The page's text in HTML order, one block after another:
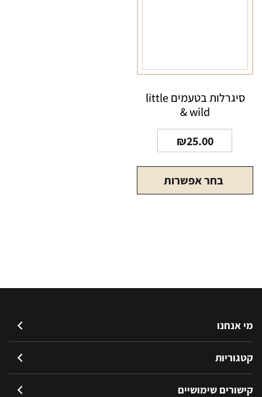
סיגרלות בטעמים little
& wild
₪25.00
בחר אפשרות
מי אנחנו
קטגוריות
קישורים שימושיים